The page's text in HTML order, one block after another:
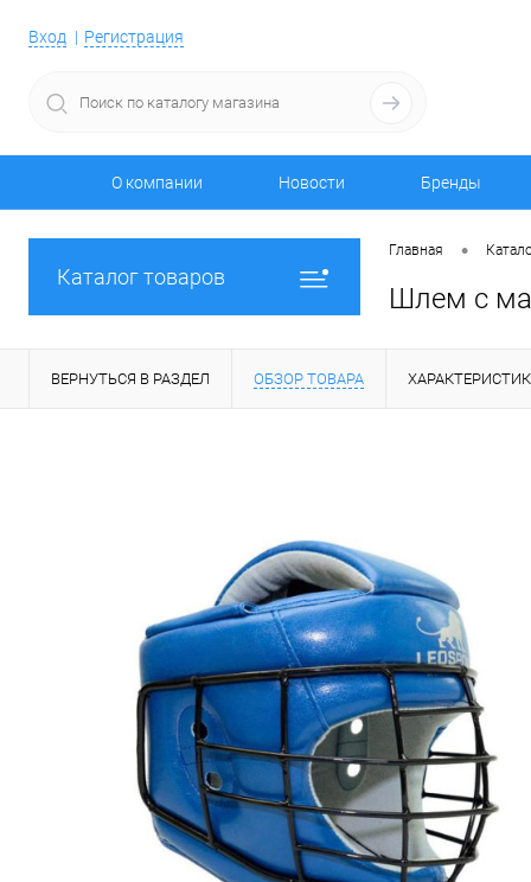
Вход Регистрация
О компании Новости Бренды
Каталог товаров
Главная •
Шлем с
ВЕРНУТЬСЯ В РАЗДЕЛ ОБЗОР ТОВАРА